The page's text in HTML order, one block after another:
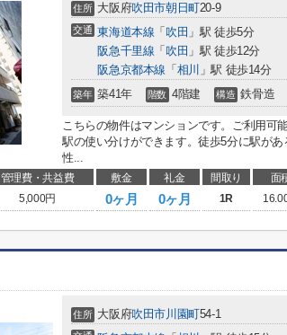
住所 大阪府吹田市朝日町20-9
交通 東海道本線 「 吹田 」駅 徒歩5分
阪急千里線 「 吹田 」駅 徒歩12分
阪急京都本線 「 相川 」駅 徒歩14分
築年 築41年 階数 4階建 構造 鉄骨造
こちらの物件はマンションです。ご利用可
駅の使い分けができます。徒歩5分に駅が
性...
管理費・共益費 敷金 礼金 間取り 面
5,000円 0ヶ月 0ヶ月 1R
住所 大阪府吹田市川園町54-1